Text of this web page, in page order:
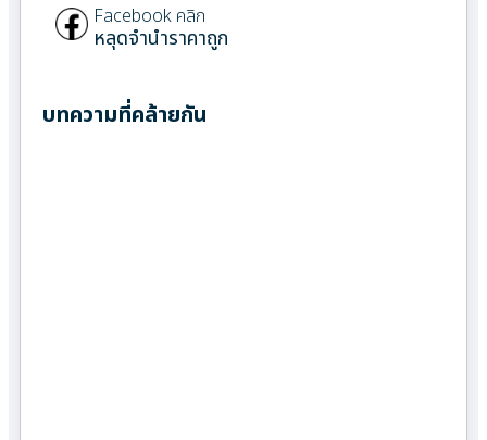
Facebook คลิก
หลุดจำนำราคาถูก
บทความที่คล้ายกัน